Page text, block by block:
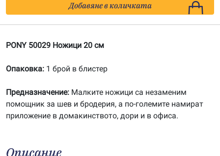
50029
Ножици
см
Добавяне в количката
PONY 50029 Ножици 20 см
Опаковка: 1 брой в блистер
Предназначение: Малките ножици са незаменим
помощник за шев и бродерия, а по-големите намират
приложение в домакинството, дори и в офиса.
Описание